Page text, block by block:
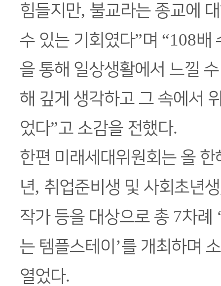
힘들지만, 불교라는 종교에
수 있는 기회였다”며 “108배
을 통해 일상생활에서 느낄
해 깊게 생각하고 그 속에서
었다”고 소감을 전했다.
한편 미래세대위원회는 올
년, 취업준비생 및 사회초년생
작가 등을 대상으로 총 7차례
는 템플스테이 ’를 개최하며
열었다.